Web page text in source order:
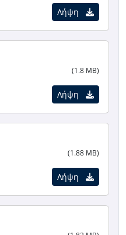
Λήψη
(1.8 MB)
Λήψη
(1.88 MB)
Λήψη